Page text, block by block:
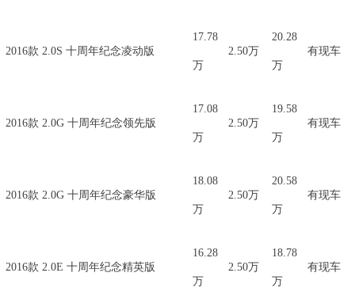
2016款 2.0S 十周年纪念凌动版
17.78
万
2.50万
20.28
万
有现车
2016款 2.0G 十周年纪念领先版
17.08
万
2.50万
19.58
万
有现车
2016款 2.0G 十周年纪念豪华版
18.08
万
2.50万
20.58
万
有现车
2016款 2.0E 十周年纪念精英版
16.28
万
2.50万
18.78
万
有现车